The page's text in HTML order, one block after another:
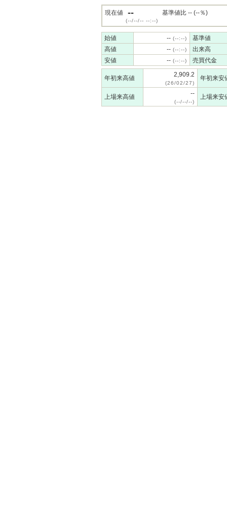
現在値 --
(--/--/-- --:--)
基準値比 -- (--％)
始値 -- (--:--)
基準値
高値
-- (--:--)
出来高
安値
-- (--:--) 売買代金
年初来高値 2,909.2
(26/02/27)
年初来安
上場来高値 --
(--/--/--)
上場来安